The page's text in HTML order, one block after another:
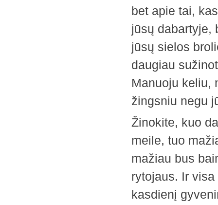
bet apie tai,
jūsų dabartyje,
jūsų sielos
daugiau
Manuoju keliu,
žingsniu negu
Žinokite, kuo
meile, tuo
mažiau bus
rytojaus. Ir
kasdienį